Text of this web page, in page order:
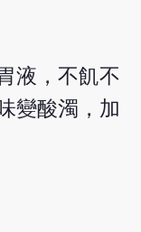
液，不飢不
變酸濁，加